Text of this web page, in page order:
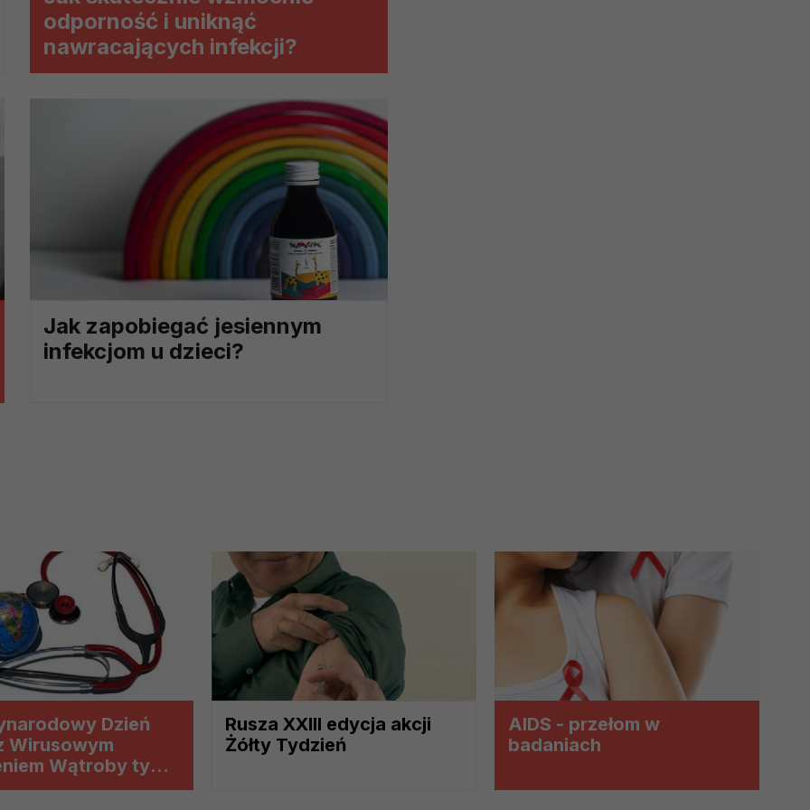
odporność i uniknąć
nawracających infekcji?
Jak zapobiegać jesiennym
infekcjom u dzieci?
Dzień
Wirusowym
Wątroby typu
Rusza XXIII edycja akcji
Żółty Tydzień
AIDS - przełom w
badaniach
Twoje dane możemy przekazywać podmiotom przetwarzającym je na nasze zlecenie,
naszych usług oraz podmiotom uprawnionym do uzyskania danych na podstawie
że na większości stron internetowych dane o ruchu użytkowników zbierane są przez naszych
Twoich danych?
dostępu do danych, sprostowania, usunięcia lub ograniczenia ich przetwarzania. Możesz
danych osobowych, zgłosić sprzeciw oraz skorzystać z innych praw wymienionych
Twoich danych?
musi być oparte na właściwej, zgodnej z obowiązującymi przepisami, podstawie prawnej.
danych w celu świadczenia usług, w tym dopasowywania ich do Twoich zainteresowań,
zapewniania ich bezpieczeństwa jest niezbędność do wykonania umów o ich świadczenie
lub podobne dokumenty dostępne w usługach, z których korzystasz). Taką podstawą
i marketingu własnego administratorów jest tzw. uzasadniony interes administratora.
marketingowych podmiotów trzecich będzie odbywać się na podstawie Twojej dobrowolnej